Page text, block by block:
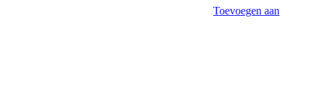
Toevoegen aan